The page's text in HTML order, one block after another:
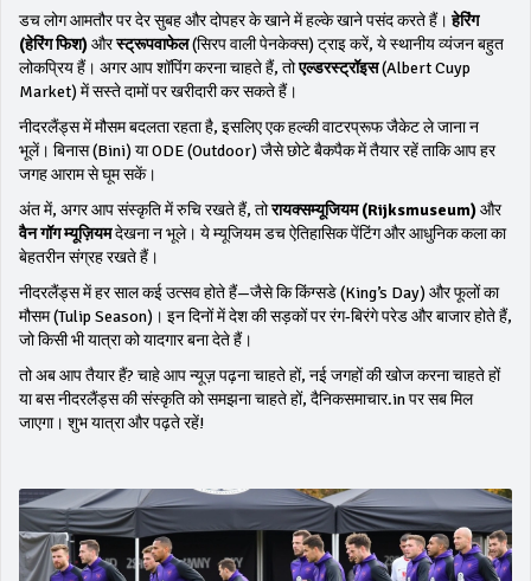
डच लोग आमतौर पर देर सुबह और दोपहर के खाने में हल्के खाने पसंद करते हैं।हेरिंग
(हेरिंग फिश)औरस्ट्रूपवाफेल(सिरप वाली पेनकेक्स) ट्राइ करें, ये स्थानीय व्यंजन बहुत
लोकप्रिय हैं। अगर आप शॉपिंग करना चाहते हैं, तोएल्डरस्ट्रॉइस(Albert Cuyp
Market) में सस्ते दामों पर खरीदारी कर सकते हैं।
नीदरलैंड्स में मौसम बदलता रहता है, इसलिए एक हल्की वाटरप्रूफ जैकेट ले जाना न
भूलें। बिनास (Bini) या ODE (Outdoor) जैसे छोटे बैकपैक में तैयार रहें ताकि आप हर
जगह आराम से घूम सकें।
अंत में, अगर आप संस्कृति में रुचि रखते हैं, तोरायक्सम्यूजियम (Rijksmuseum)और
वैन गॉग म्यूज़ियमदेखना न भूले। ये म्यूजियम डच ऐतिहासिक पेंटिंग और आधुनिक कला का
बेहतरीन संग्रह रखते हैं।
नीदरलैंड्स में हर साल कई उत्सव होते हैं—जैसे कि किंग्सडे (King’s Day) और फूलों का
मौसम (Tulip Season)। इन दिनों में देश की सड़कों पर रंग‐बिरंगे परेड और बाजार होते हैं,
जो किसी भी यात्रा को यादगार बना देते हैं।
तो अब आप तैयार हैं? चाहे आप न्यूज़ पढ़ना चाहते हों, नई जगहों की खोज करना चाहते हों
या बस नीदरलैंड्स की संस्कृति को समझना चाहते हों, दैनिकसमाचार.in पर सब मिल
जाएगा। शुभ यात्रा और पढ़ते रहें!